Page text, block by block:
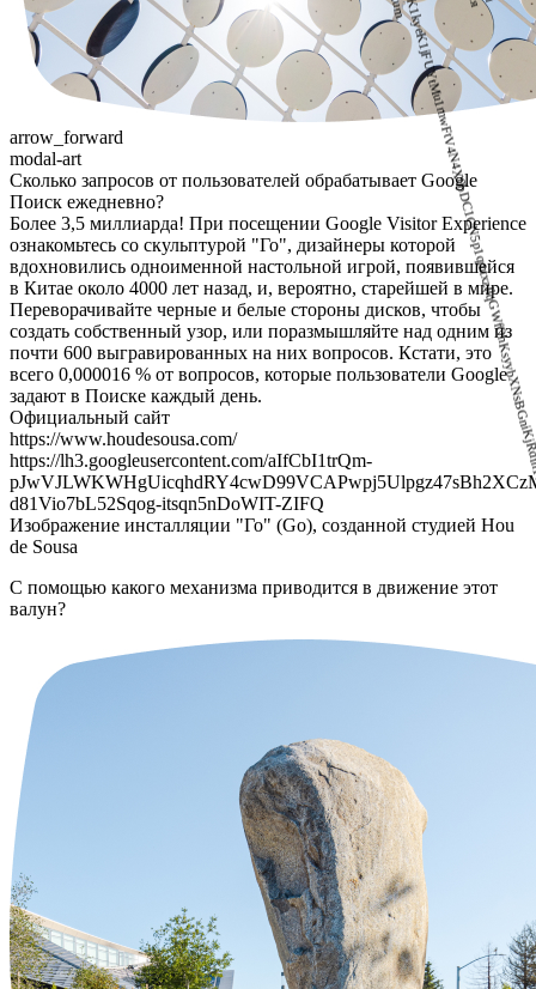
arrow_forward
modal-art
Сколько запросов от пользователей обрабатывает Google
Поиск ежедневно?
Более 3,5 миллиарда! При посещении Google Visitor Experience
ознакомьтесь со скульптурой "Го", дизайнеры которой
вдохновились одноименной настольной игрой, появившейся
в Китае около 4000 лет назад, и, вероятно, старейшей в мире.
Переворачивайте черные и белые стороны дисков, чтобы
создать собственный узор, или поразмышляйте над одним из
почти 600 выгравированных на них вопросов. Кстати, это
всего 0,000016 % от вопросов, которые пользователи Google
задают в Поиске каждый день.
Официальный сайт
https://www.houdesousa.com/
https://lh3.googleusercontent.com/aIfCbI1trQm-
d81Vio7bL52Sqog-itsqn5nDoWIT-ZIFQ
Изображение инсталляции "Го" (Go), созданной студией Hou
de Sousa
С помощью какого механизма приводится в движение этот
валун?